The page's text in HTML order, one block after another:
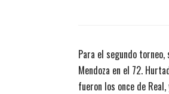
Para el segundo
Mendoza en el 72.
fueron los once de